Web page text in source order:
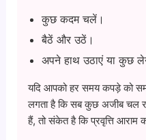
कुछ कदम चलें।
बैठें और उठें।
अपने हाथ उठाएं या कुछ
यदि आपको हर समय कपड़े को
लगता है कि सब कुछ अजीब चल
हैं, तो संकेत है कि प्रवृत्ति आराम